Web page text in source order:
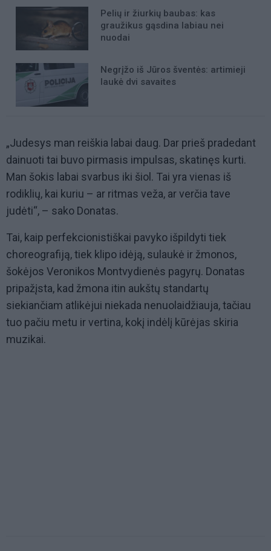
Pelių ir žiurkių baubas: kas
graužikus gąsdina labiau nei
nuodai
Negrįžo iš Jūros šventės: artimieji
laukė dvi savaites
„Judesys man reiškia labai daug. Dar prieš pradedant
dainuoti tai buvo pirmasis impulsas, skatinęs kurti.
Man šokis labai svarbus iki šiol. Tai yra vienas iš
rodiklių, kai kuriu – ar ritmas veža, ar verčia tave
judėti“, – sako Donatas.
Tai, kaip perfekcionistiškai pavyko išpildyti tiek
choreografiją, tiek klipo idėją, sulaukė ir žmonos,
šokėjos Veronikos Montvydienės pagyrų. Donatas
pripažįsta, kad žmona itin aukštų standartų
siekiančiam atlikėjui niekada nenuolaidžiauja, tačiau
tuo pačiu metu ir vertina, kokį indėlį kūrėjas skiria
muzikai.